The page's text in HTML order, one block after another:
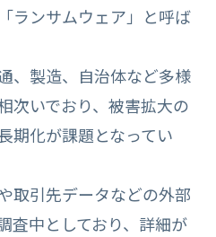
ランサムウェア」と呼ば
、製造、自治体など多様
次いでおり、被害拡大の
期化が課題となってい
取引先データなどの外部
査中としており、詳細が